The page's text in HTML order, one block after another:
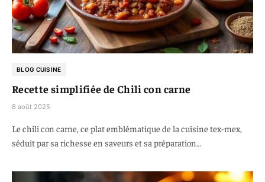
BLOG CUISINE
Recette simplifiée de Chili con carne
8 août 2025
Le chili con carne, ce plat emblématique de la cuisine tex-mex,
séduit par sa richesse en saveurs et sa préparation…